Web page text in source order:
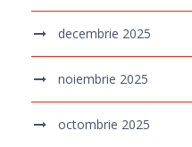
decembrie 2025
noiembrie 2025
octombrie 2025